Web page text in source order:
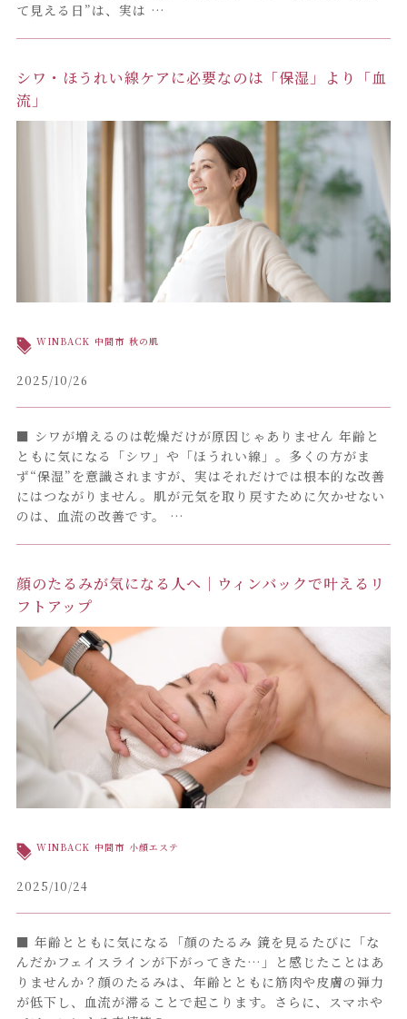
て見える日”は、実は …
シワ・ほうれい線ケアに必要なのは「保湿」より「血
流」
WINBACK 中間市 秋の肌
2025/10/26
■ シワが増えるのは乾燥だけが原因じゃありません 年齢と
ともに気になる「シワ」や「ほうれい線」。多くの方がま
ず“保湿”を意識されますが、実はそれだけでは根本的な改善
にはつながりません。肌が元気を取り戻すために欠かせない
のは、血流の改善です。 …
顔のたるみが気になる人へ｜ウィンバックで叶えるリ
フトアップ
WINBACK 中間市 小顔エステ
2025/10/24
■ 年齢とともに気になる「顔のたるみ 鏡を見るたびに「な
んだかフェイスラインが下がってきた…」と感じたことはあ
りませんか？顔のたるみは、年齢とともに筋肉や皮膚の弾力
が低下し、血流が滞ることで起こります。さらに、スマホや